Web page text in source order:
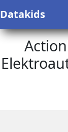
Datakids